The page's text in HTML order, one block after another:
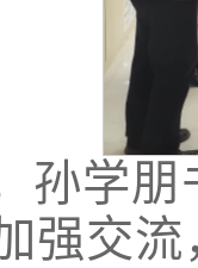
孙学
强交